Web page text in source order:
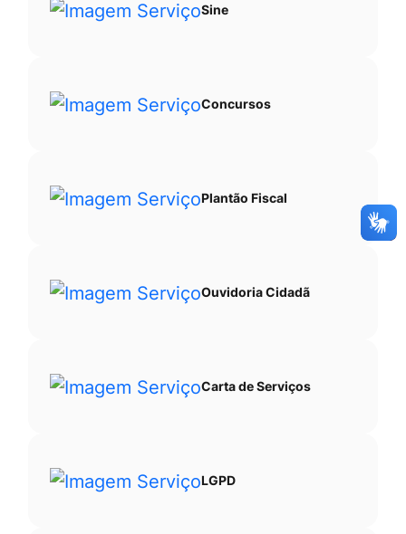
Sine
Concursos
Plantão Fiscal
Ouvidoria Cidadã
Carta de Serviços
LGPD